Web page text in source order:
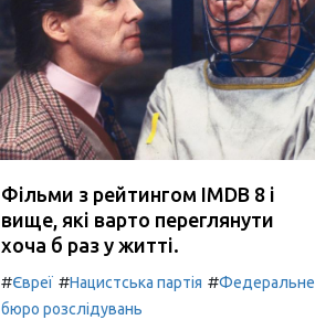
Фільми з рейтингом IMDB 8 і
вище, які варто переглянути
хоча б раз у житті.
#Євреї #Нацистська партія #Федеральне
бюро розслідувань